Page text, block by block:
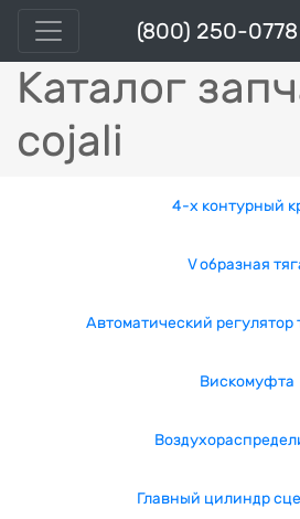
(800) 250-0778
Каталог
cojali
4-x контурный
V образная
Автоматический регулятор
Вискомуфта
Главный цилиндр